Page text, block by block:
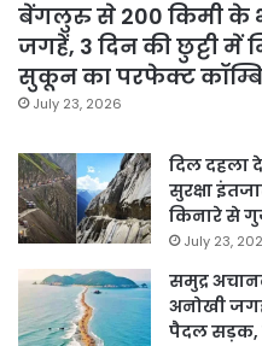
बेंगलुरु से 200 किमी के
जगहें, 3 दिन की छुट्टी
सुकून का परफेक्ट
July 23, 2026
दिल दहला
सुरक्षा
किनारे से
July 23,
समुद्र
अनोखी
पैदल सड़क,